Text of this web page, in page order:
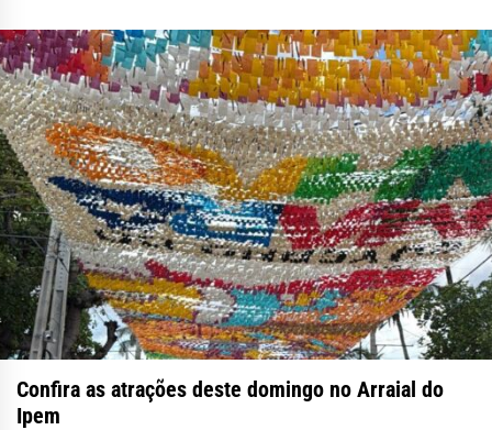
Confira as atrações deste domingo no Arraial do
Ipem